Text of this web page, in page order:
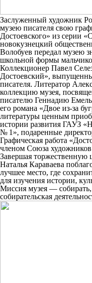
Заслуженный художник
музею писателя свою
Достоевского» из серии
новокузнецкий
Волобуев передал музею
школьной формы
Коллекционер Павел
Достоевский»,
писателя. Литератор
коллекцию музея,
писателю Геннадию
его романа «Двое из-за
литературы ценным
истории развития ГАУЗ
№ 1», подаренные
Графическая работа
членом Союза
Завершая торжественную
Наталья Караваева
лучшее место, где
для изучения истории,
Миссия музея —
собирательская